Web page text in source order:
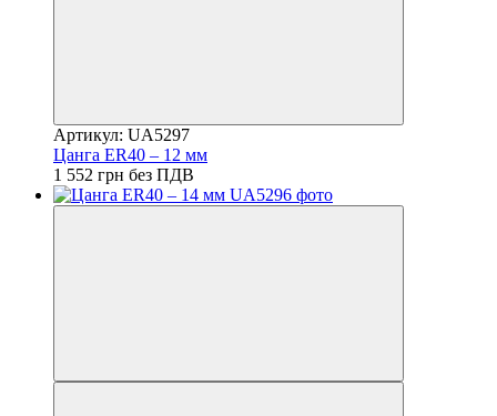
Артикул: UA5297
Цанга ER40 – 12 мм
1 552 грн без ПДВ